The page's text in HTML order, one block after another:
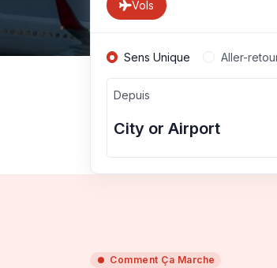
Vols
Sens Unique Aller-
Depuis
Comment Ça Marche